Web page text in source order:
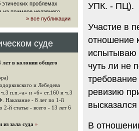
этических проблемах
на примере недавнего
арбитражного решения по
санкциям со
оказались под
суда"
газета "Neue Zuercher
судебном
» все публикации
суде
в колонии общего
и Лебедева
п.п.«а» и «б» ст.160 и ч.3
Наказание - 8 лет по 1-й
2-й статье - всего - 13 лет 6
из зала суда »
УПК. - ПЦ).
Участие в
отношение
испытываю
чуть ли не
ревизию
высказался
В